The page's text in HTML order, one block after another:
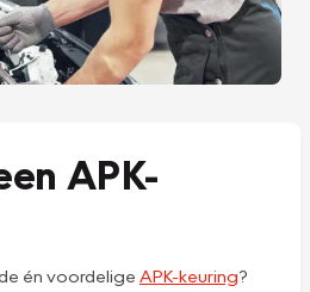
APK-
én voordelige APK-keuring?